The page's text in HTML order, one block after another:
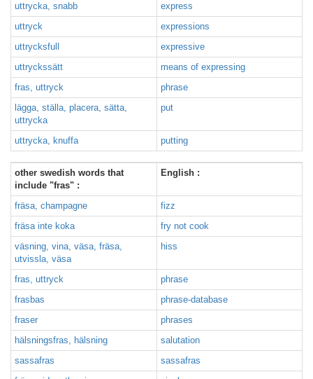
uttrycka, snabb
express
uttryck
expressions
uttrycksfull
expressive
uttryckssätt
means of expressing
fras, uttryck
phrase
lägga, ställa, placera, sätta,
uttrycka
put
uttrycka, knuffa putting
other swedish words that
include "fras" :
English :
fräsa, champagne
fizz
fräsa inte koka
fry not cook
väsning, vina, väsa, fräsa,
utvissla, väsa
hiss
fras, uttryck
phrase
frasbas
phrase-database
fraser
phrases
hälsningsfras, hälsning
salutation
sassafras
sassafras